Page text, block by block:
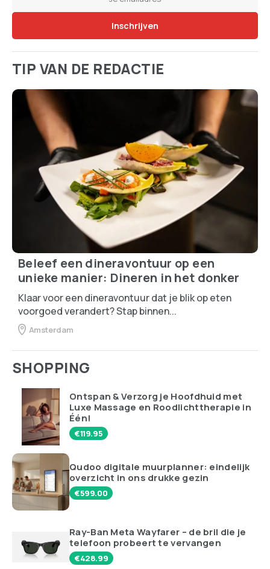
TIP VAN DE REDACTIE
Beleef een dineravontuur op een
unieke manier: Dineren in het donker
Klaar voor een dineravontuur dat je blik op eten
voorgoed verandert? Stap binnen...
Amsterdam
SHOPPING
Ontspan & Verzorg je Hoofdhuid met
Luxe Massage en Roodlichttherapie in
Één!
€119.95
Qudoo digitale muurplanner: eindelijk
overzicht in ons drukke gezin
€599.00
Ray-Ban Meta Wayfarer – de bril die je
telefoon probeert te vervangen
€428.99